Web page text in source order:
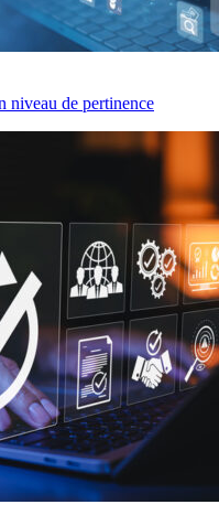
niveau de pertinence